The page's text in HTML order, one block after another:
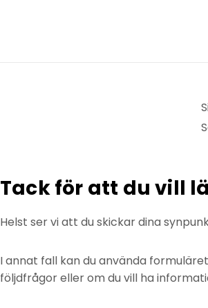
Tack för att du vill
Helst ser vi att du skickar dina
I annat fall kan du använda
följdfrågor eller om du vill ha